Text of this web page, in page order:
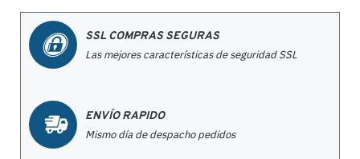
SSL COMPRAS SEGURAS
Las mejores características de seguridad SSL
ENVÍO RAPIDO
Mismo día de despacho pedidos